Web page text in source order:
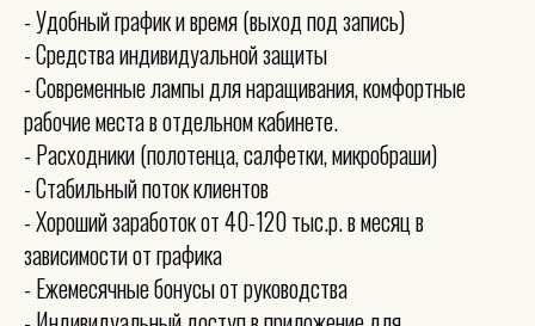
- Удобный график и время (выход под запись)
- Средства индивидуальной защиты
- Современные лампы для наращивания, комфортные
рабочие места в отдельном кабинете.
- Расходники (полотенца, салфетки, микробраши)
- Стабильный поток клиентов
- Хороший заработок от 40-120 тыс.р. в месяц в
зависимости от графика
- Ежемесячные бонусы от руководства